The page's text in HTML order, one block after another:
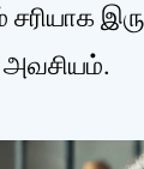
அவசியம்.